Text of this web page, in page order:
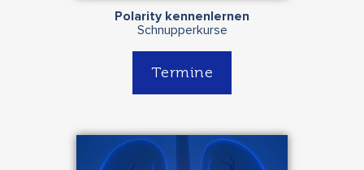
Polarity kennenlernen
Schnupperkurse
Termine